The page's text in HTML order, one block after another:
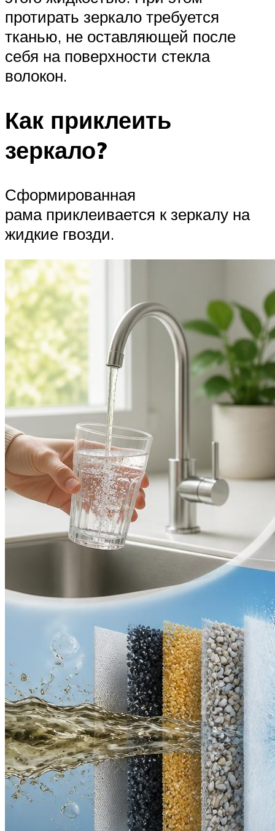
протирать зеркало требуется
тканью, не оставляющей после
себя на поверхности стекла
волокон.
Как приклеить
зеркало?
Сформированная
рама приклеивается к зеркалу на
жидкие гвозди.